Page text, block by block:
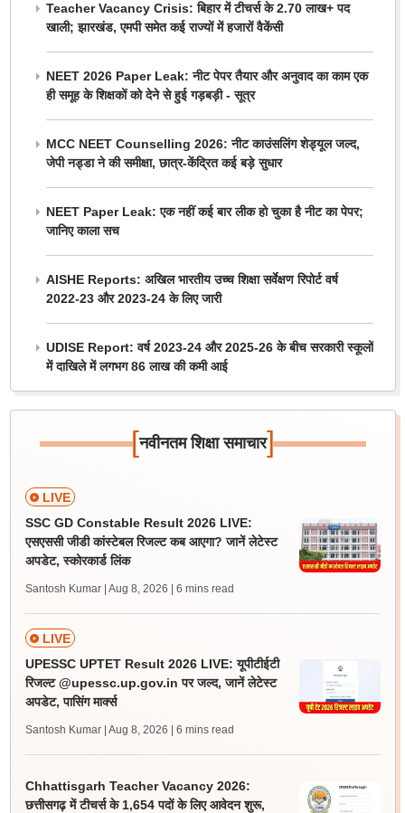
Teacher Vacancy Crisis: बिहार में टीचर्स के 2.70 लाख+ पद
खाली; झारखंड, एमपी समेत कई राज्यों में हजारों वैकेंसी
NEET 2026 Paper Leak: नीट पेपर तैयार और अनुवाद का काम एक
ही समूह के शिक्षकों को देने से हुई गड़बड़ी - सूत्र
MCC NEET Counselling 2026: नीट काउंसलिंग शेड्यूल जल्द,
जेपी नड्डा ने की समीक्षा, छात्र-केंद्रित कई बड़े सुधार
NEET Paper Leak: एक नहीं कई बार लीक हो चुका है नीट का पेपर;
जानिए काला सच
AISHE Reports: अखिल भारतीय उच्च शिक्षा सर्वेक्षण रिपोर्ट वर्ष
2022-23 और 2023-24 के लिए जारी
UDISE Report: वर्ष 2023-24 और 2025-26 के बीच सरकारी स्कूलों
में दाखिले में लगभग 86 लाख की कमी आई
[नवीनतम शिक्षा समाचार]
LIVE
SSC GD Constable Result 2026 LIVE:
एसएससी जीडी कांस्टेबल रिजल्ट कब आएगा? जानें लेटेस्ट
अपडेट, स्कोरकार्ड लिंक
Santosh Kumar | Aug 8, 2026 | 6 mins read
LIVE
UPESSC UPTET Result 2026 LIVE: यूपीटीईटी
रिजल्ट @upessc.up.gov.in पर जल्द, जानें लेटेस्ट
अपडेट, पासिंग मार्क्स
Santosh Kumar | Aug 8, 2026 | 6 mins read
Chhattisgarh Teacher Vacancy 2026:
छत्तीसगढ़ में टीचर्स के 1,654 पदों के लिए आवेदन शुरू,